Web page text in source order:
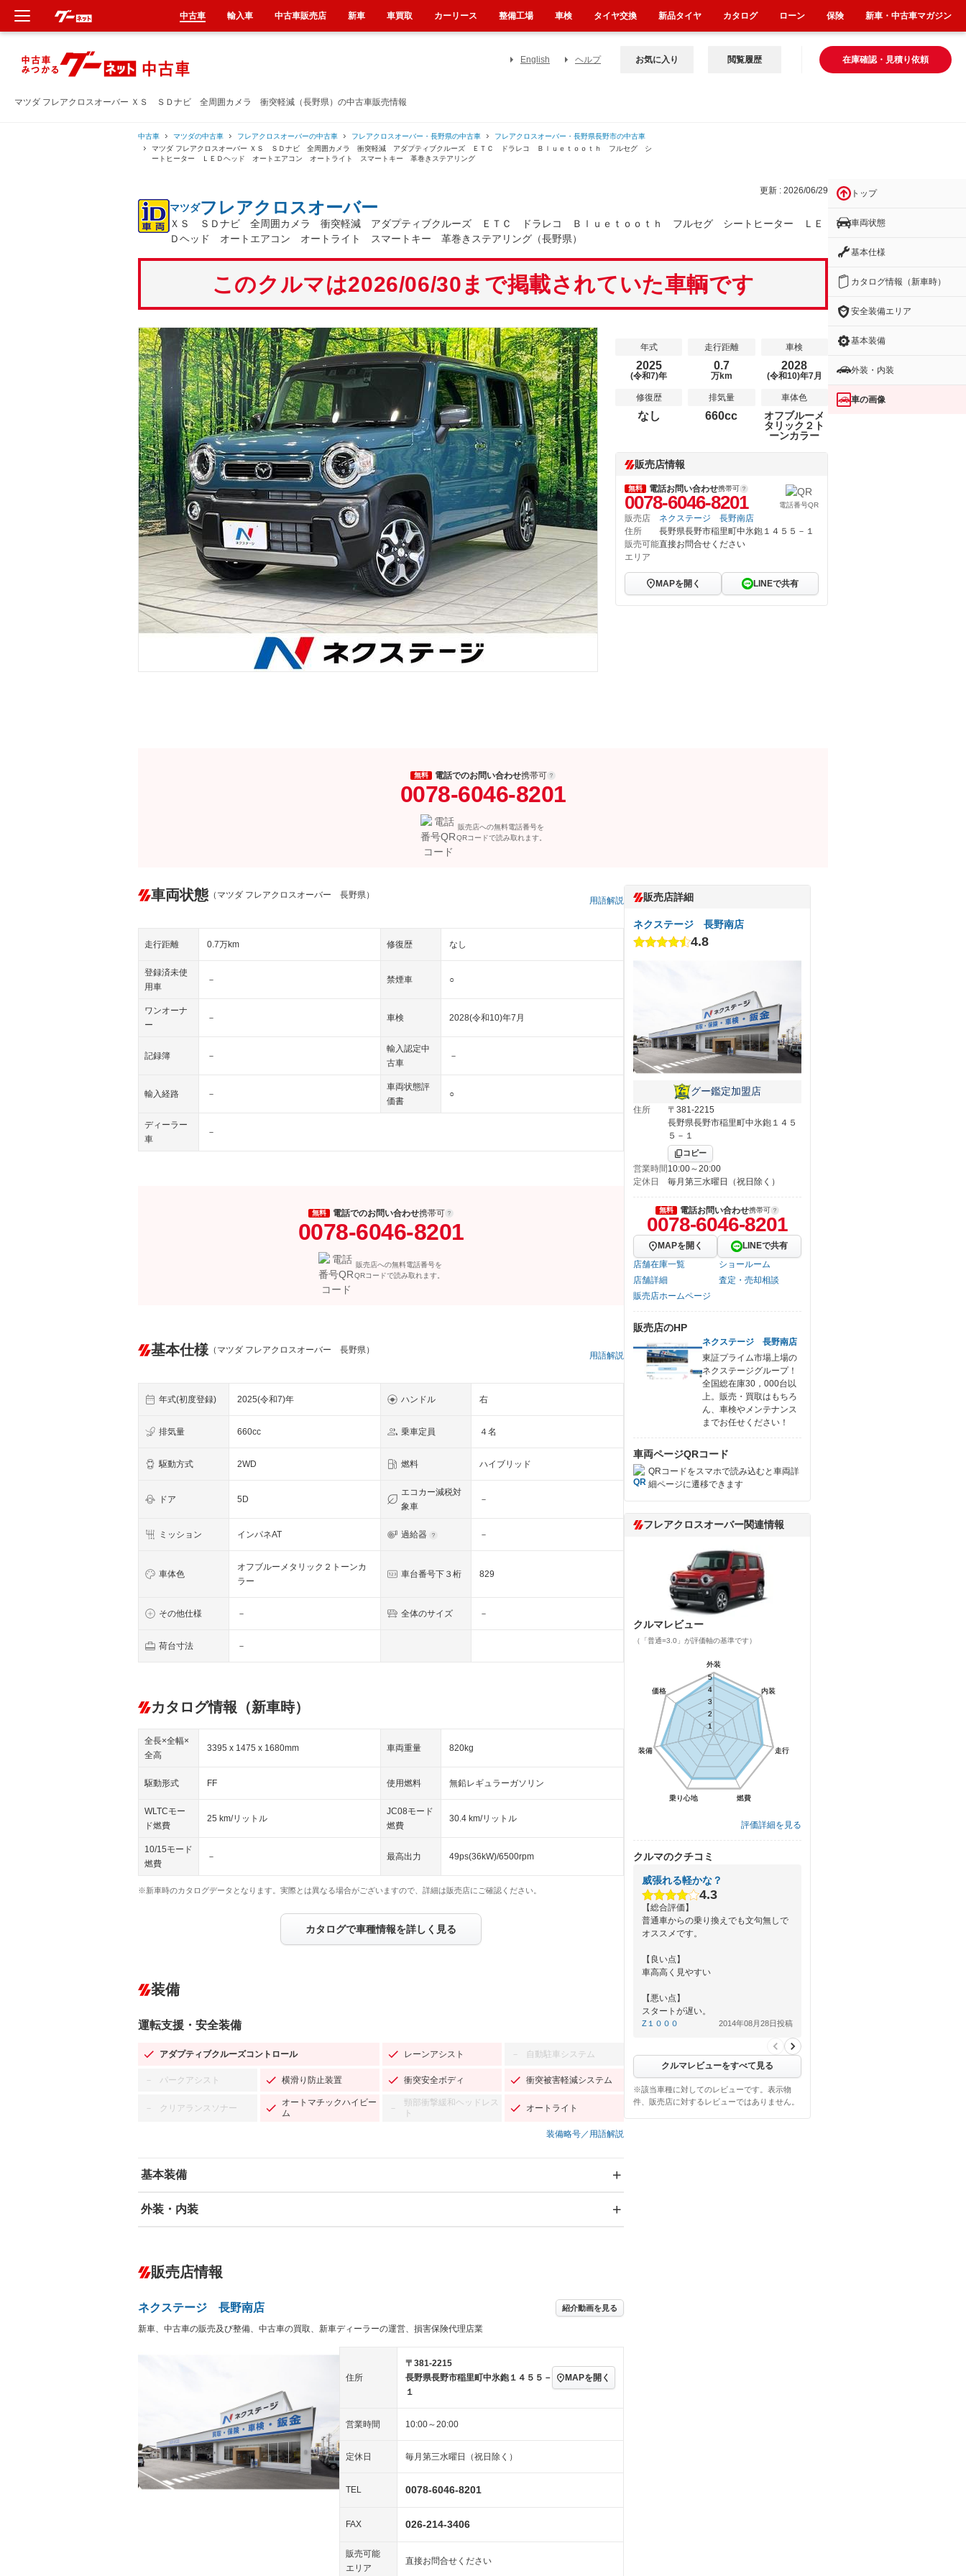
マツダ フレアクロスオーバー ＸＳ ＳＤナビ 全周囲カメラ 衝突軽減（長野県）の中古車販売情報
English ヘルプ 在庫確認・見積り依頼
お気に入り 閲覧履歴
中古車 マツダの中古車 フレアクロスオーバーの中古車 フレアクロスオーバー・長野県の中古車
フレアクロスオーバー・長野県長野市の中古車
マツダ フレアクロスオーバー ＸＳ ＳＤナビ 全周囲カメラ 衝突軽減 アダプティブクルーズ ＥＴＣ ドラレコ Ｂｌｕｅｔｏｏｔｈ フルセグ シ
ートヒーター ＬＥＤヘッド オートエアコン オートライト スマートキー 革巻きステアリング
更新 : 2026/06/29
マツダフレアクロスオーバー
ＸＳ ＳＤナビ 全周囲カメラ 衝突軽減 アダプティブクルーズ ＥＴＣ ドラレコ Ｂｌｕｅｔｏｏｔｈ フルセグ シートヒーター ＬＥ
Ｄヘッド オートエアコン オートライト スマートキー 革巻きステアリング（長野県）
このクルマは2026/06/30まで掲載されていた車輌です
年式
2025
(令和7)年
走行距離
0.7
万km
車検
2028
(令和10)年7月
修復歴
なし
排気量
660cc
車体色
オフブルーメ
タリック２ト
ーンカラー
販売店情報
無料 電話お問い合わせ携帯可
0078-6046-8201 電話番号QR
販売店
ネクステージ 長野南店
住所
長野県長野市稲里町中氷鉋１４５５－１
販売可能
エリア
直接お問合せください
MAPを開く LINEで共有
無料 電話でのお問い合わせ携帯可
0078-6046-8201
販売店への無料電話番号を
QRコードで読み取れます。
車両状態 （マツダ フレアクロスオーバー 長野県）
用語解説
走行距離 0.7万km 修復歴 なし
登録済未使
用車
－ 禁煙車 ○
ワンオーナ
ー
－ 車検 2028(令和10)年7月
記録簿 －
輸入認定中
古車
－
輸入経路 －
車両状態評
価書
○
ディーラー
車
－
無料 電話でのお問い合わせ携帯可
0078-6046-8201
販売店への無料電話番号を
QRコードで読み取れます。
基本仕様 （マツダ フレアクロスオーバー 長野県）
用語解説
年式(初度登録) 2025(令和7)年 ハンドル 右
排気量 660cc 乗車定員 ４名
駆動方式 2WD 燃料 ハイブリッド
ドア 5D
エコカー減税対
象車
－
ミッション インパネAT 過給器 －
車体色
オフブルーメタリック２トーンカ
ラー
車台番号下３桁 829
その他仕様 － 全体のサイズ －
荷台寸法 －
カタログ情報（新車時）
全長×全幅×
全高
3395 x 1475 x 1680mm 車両重量 820kg
駆動形式 FF 使用燃料 無鉛レギュラーガソリン
WLTCモー
ド燃費
25 km/リットル
JC08モード
燃費
30.4 km/リットル
10/15モード
燃費
－ 最高出力 49ps(36kW)/6500rpm
※新車時のカタログデータとなります。実際とは異なる場合がございますので、詳細は販売店にご確認ください。
カタログで車種情報を詳しく見る
装備
運転支援・安全装備
アダプティブクルーズコントロール レーンアシスト － 自動駐車システム
－ パークアシスト 横滑り防止装置 衝突安全ボディ 衝突被害軽減システム
－ クリアランスソナー
オートマチックハイビー
ム
－
頸部衝撃緩和ヘッドレス
ト
オートライト
装備略号／用語解説
基本装備
エアバッグ：運転席/助手席/サイド
－ ダウンヒルアシストコントロール
Bluetooth接続 センターデフロック
装備略号／用語解説
外装・内装
オーディオ：CDまたはCDチェンジャー
－
ヘッドライトウォッシャ
ー
キーレス
LEDヘッドランプ － HID(キセノンライト) － ポータブルナビ
スマートキー
3列シート ベンチシート
フルフラットシート － チップアップシート
シートヒーター － ウォークスルー
フロントカメラ － シートエアコン 全周囲カメラ
－ ルーフレール － エアサスペンション
販売店情報
ネクステージ 長野南店 紹介動画を見る
新車、中古車の販売及び整備、中古車の買取、新車ディーラーの運営、損害保険代理店業
住所
〒381-2215
長野県長野市稲里町中氷鉋１４５５－
１
MAPを開く
営業時間 10:00～20:00
定休日 毎月第三水曜日（祝日除く）
TEL 0078-6046-8201
FAX 026-214-3406
販売可能
エリア
直接お問合せください
販売店詳細
ネクステージ 長野南店
4.8
グー鑑定加盟店
住所
〒381-2215
長野県長野市稲里町中氷鉋１４５
５－１
コピー
営業時間10:00～20:00
定休日
毎月第三水曜日（祝日除く）
無料 電話お問い合わせ携帯可
0078-6046-8201
MAPを開く
LINEで共有
店舗在庫一覧
ショールーム
店舗詳細
査定・売却相談
販売店ホームページ
販売店のHP
ネクステージ 長野南店
東証プライム市場上場の
ネクステージグループ！
全国総在庫30，000台以
上。販売・買取はもちろ
ん、車検やメンテナンス
までお任せください！
車両ページQRコード
QRコードをスマホで読み込むと車両詳
細ページに遷移できます
フレアクロスオーバー関連情報
クルマレビュー
（「普通=3.0」が評価軸の基準です）
外装
内装
走行
燃費
乗り心地
装備
価格
1
2
3
4
5
外装
内装
走行
燃費
乗り心地
装備
価格
1
2
3
4
5
評価詳細を見る
クルマのクチコミ
威張れる軽かな？
4.3
【総合評価】
普通車からの乗り換えでも文句無しで
オススメです。
【良い点】
車高高く見やすい
【悪い点】
スタートが遅い。
Z１０００ 2014年08月28日投稿
クルマレビューをすべて見る
※該当車種に対してのレビューです。表示物
件、販売店に対するレビューではありません。
トップ
車両状態
基本仕様
カタログ情報（新車時）
安全装備エリア
基本装備
外装・内装
車の画像
中古車 輸入車 中古車販売店 新車 車買取 カーリース 整備工場 車検 タイヤ交換 新品タイヤ カタログ ローン 保険 新車・中古車マガジン
新車
中古車